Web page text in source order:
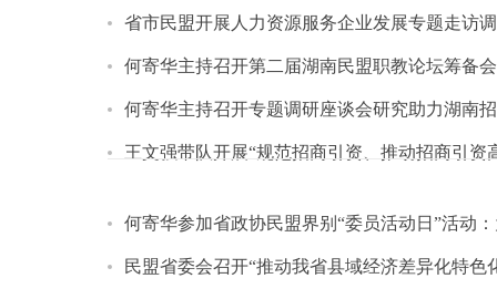
省市民盟开展人力资源服务企业发展专题走访
何寄华主持召开第二届湖南民盟职教论坛筹备会
何寄华主持召开专题调研座谈会研究助力湖南
王文强带队开展“规范招商引资、推动招商引资
何寄华参加省政协民盟界别“委员活动日”活动
民盟省委会召开“推动我省县域经济差异化特色